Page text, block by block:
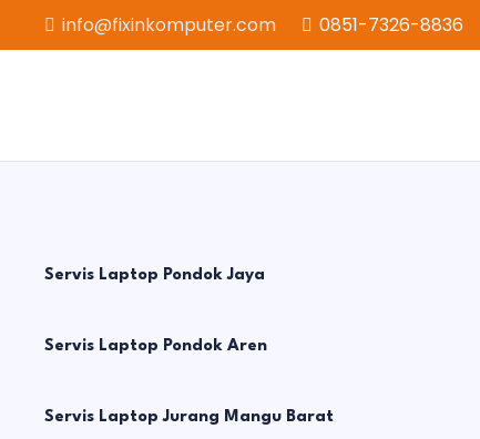
info@fixinkomputer.com 0851-7326-8836
Servis Laptop Pondok Jaya
Servis Laptop Pondok Aren
Servis Laptop Jurang Mangu Barat